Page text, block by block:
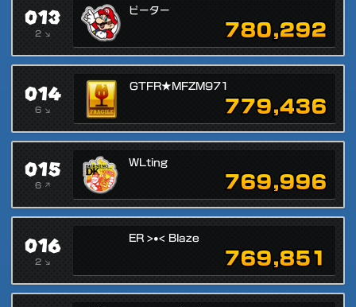
013
2 ↘
ピーター
780,292
014
6 ↘
GTFR★MFZM971
779,436
015
6 ↗
WLting
769,996
016
2 ↘
ER >•< Blaze
769,851